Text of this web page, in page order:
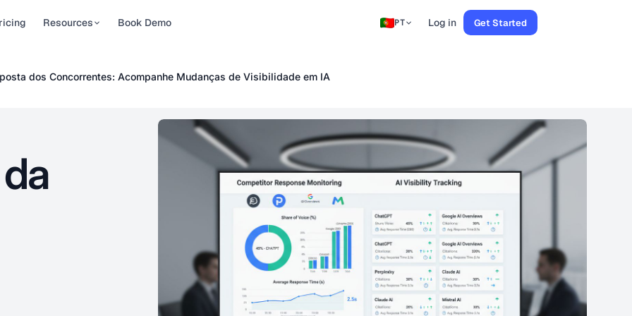
em IA
Controle como a IA
de
O
…
Resources
news, tips, and
AI visibility
Reports
Book Demo PT Log in Get Started
dos Concorrentes: Acompanhe Mudanças de Visibilidade em IA